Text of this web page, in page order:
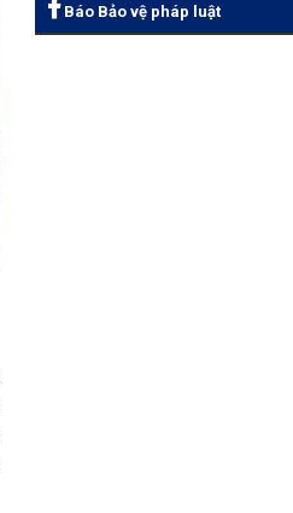
Báo Bảo vệ pháp luật